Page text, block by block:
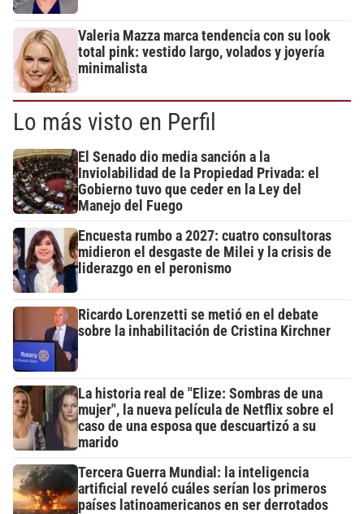
Valeria Mazza marca tendencia con su look
total pink: vestido largo, volados y joyería
minimalista
Lo más visto en Perfil
El Senado dio media sanción a la
Inviolabilidad de la Propiedad Privada: el
Gobierno tuvo que ceder en la Ley del
Manejo del Fuego
Encuesta rumbo a 2027: cuatro consultoras
midieron el desgaste de Milei y la crisis de
liderazgo en el peronismo
Ricardo Lorenzetti se metió en el debate
sobre la inhabilitación de Cristina Kirchner
La historia real de "Elize: Sombras de una
mujer", la nueva película de Netflix sobre el
caso de una esposa que descuartizó a su
marido
Tercera Guerra Mundial: la inteligencia
artificial reveló cuáles serían los primeros
países latinoamericanos en ser derrotados